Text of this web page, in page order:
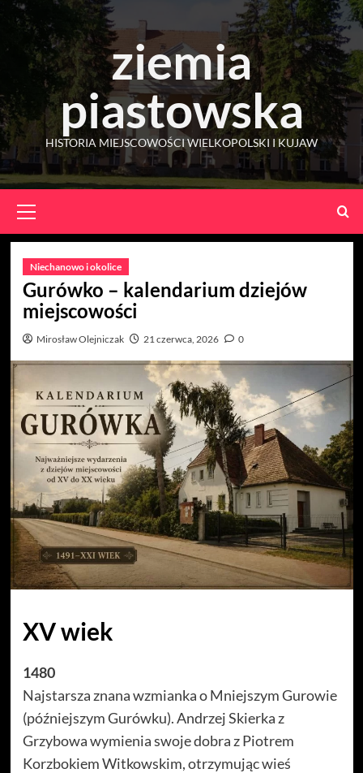
Skip
content
ziemia
piastowska
HISTORIA MIEJSCOWOŚCI WIELKOPOLSKI I KUJAW
Menu
Niechanowo i okolice
Gurówko – kalendarium dziejów
miejscowości
Mirosław Olejniczak 21 czerwca, 2026 0
XV wiek
1480
Najstarsza znana wzmianka o Mniejszym Gurowie
(późniejszym Gurówku). Andrzej Skierka z
Grzybowa wymienia swoje dobra z Piotrem
Korzbokiem Witkowskim, otrzymując wieś